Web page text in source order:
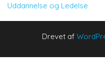
Uddannelse og Ledelse
Drevet af